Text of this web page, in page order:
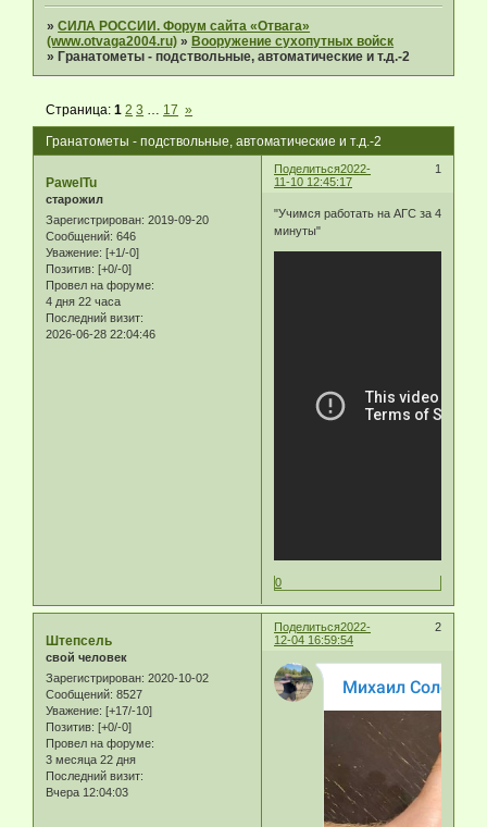
»СИЛА РОССИИ. Форум сайта «Отвага»
(www.otvaga2004.ru) » Вооружение сухопутных войск
» Гранатометы - подствольные, автоматические и т.д.-2
Гранатометы - подствольные, автоматические и т.д.-2
Страница:1 2 3 17 »
Поделиться 1
2022-
11-10 12:45:17
PawelTu
старожил
Зарегистрирован: 2019-09-20
Сообщений: 646
Уважение: [+1/-0]
Позитив: [+0/-0]
Провел на форуме:
4 дня 22 часа
Последний визит:
2026-06-28 22:04:46
"Учимся работать на АГС за 4
минуты"
0
Поделиться 2
2022-
12-04 16:59:54
Штепсель
свой человек
Зарегистрирован: 2020-10-02
Сообщений: 8527
Уважение: [+17/-10]
Позитив: [+0/-0]
Провел на форуме:
3 месяца 22 дня
Последний визит:
Вчера 12:04:03